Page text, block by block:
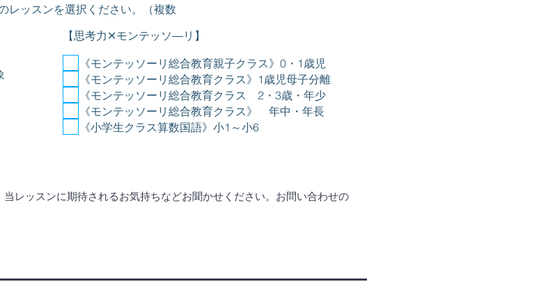
レッスンを選択ください。（複数
【思考力✕モンテッソ―リ】
《モンテッソーリ総合教育親子クラス》0・1歳児
《モンテッソーリ総合教育クラス》1歳児母子分離
《モンテッソーリ総合教育クラス 2・3歳・年少
《モンテッソーリ総合教育クラス》 年中・年長
《小学生クラス算数国語》小1～小6
レッスンに期待されるお気持ちなどお聞かせください。お問い合わせの